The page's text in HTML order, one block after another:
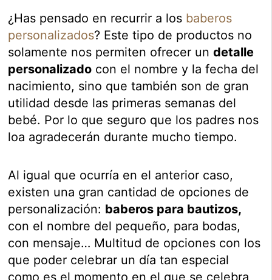
¿Has pensado en recurrir a los baberos
personalizados? Este tipo de productos no
solamente nos permiten ofrecer undetalle
personalizado con el nombre y la fecha del
nacimiento, sino que también son de gran
utilidad desde las primeras semanas del
bebé. Por lo que seguro que los padres nos
loa agradecerán durante mucho tiempo.
Al igual que ocurría en el anterior caso,
existen una gran cantidad de opciones de
personalización: baberos para bautizos,
con el nombre del pequeño, para bodas,
con mensaje… Multitud de opciones con los
que poder celebrar un día tan especial
como es el momento en el que se celebra